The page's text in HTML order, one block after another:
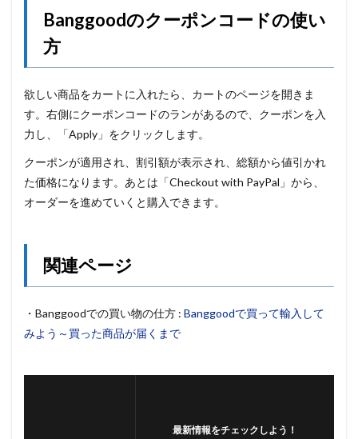
Banggoodのクーポンコードの使い
方
欲しい商品をカートに入れたら、カートのページを開きま
す。右側にクーポンコードのランがあるので、クーポンを入
力し、「Apply」をクリックします。
クーポンが適用され、割引額が表示され、総額から値引かれ
た価格になります。あとは「Checkout with PayPal」から、
オーダーを進めていくと購入できます。
関連ページ
・Banggoodでの買い物の仕方 : Banggoodで買って輸入して
みよう～買った商品が届くまで
最新情報をチェックしよう！